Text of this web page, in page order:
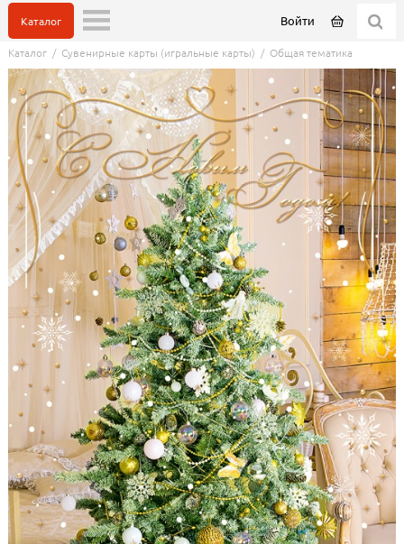
Войти
Каталог
Каталог/ Сувенирные карты (игральные карты) / Общая тематика